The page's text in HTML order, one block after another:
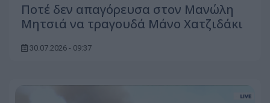
Ποτέ δεν απαγόρευσα στον Μανώλη
Μητσιά να τραγουδά Μάνο Χατζιδάκι
30.07.2026 - 09:37